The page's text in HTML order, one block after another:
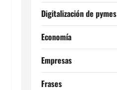
Digitalización de pymes
Economía
Empresas
Frases